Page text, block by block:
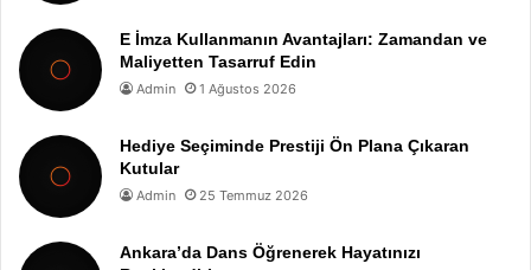
E İmza Kullanmanın Avantajları: Zamandan ve
Maliyetten Tasarruf Edin
Admin 1 Ağustos 2026
Hediye Seçiminde Prestiji Ön Plana Çıkaran
Kutular
Admin 25 Temmuz 2026
Ankara’da Dans Öğrenerek Hayatınızı